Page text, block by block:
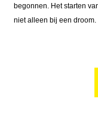
begonnen. Het starten
niet alleen bij een droom.